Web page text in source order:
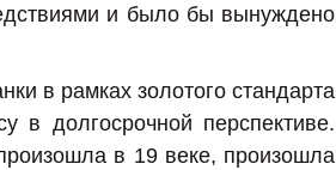
и было бы вынуждено
в рамках золотого стандарта
долгосрочной перспективе.
в 19 веке, произошла